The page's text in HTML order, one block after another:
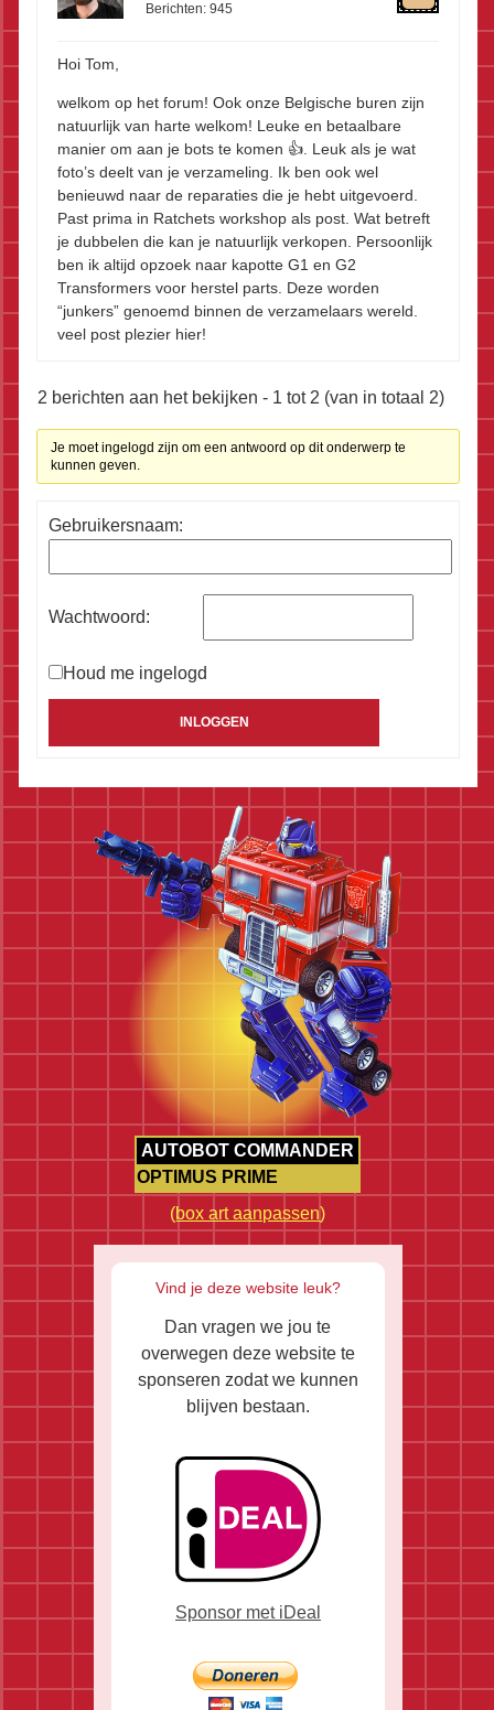
Berichten: 945
Hoi Tom,
welkom op het forum! Ook onze Belgische buren zijn
natuurlijk van harte welkom! Leuke en betaalbare
manier om aan je bots te komen 👍. Leuk als je wat
foto’s deelt van je verzameling. Ik ben ook wel
benieuwd naar de reparaties die je hebt uitgevoerd.
Past prima in Ratchets workshop als post. Wat betreft
je dubbelen die kan je natuurlijk verkopen. Persoonlijk
ben ik altijd opzoek naar kapotte G1 en G2
Transformers voor herstel parts. Deze worden
“junkers” genoemd binnen de verzamelaars wereld.
veel post plezier hier!
2 berichten aan het bekijken - 1 tot 2 (van in totaal 2)
Je moet ingelogd zijn om een antwoord op dit onderwerp te
kunnen geven.
Gebruikersnaam:
Wachtwoord:
Houd me ingelogd
Alternative:
INLOGGEN
AUTOBOT COMMANDER
OPTIMUS PRIME
(box art aanpassen)
Vind je deze website leuk?
Dan vragen we jou te
overwegen deze website te
sponseren zodat we kunnen
blijven bestaan.
Sponsor met iDeal